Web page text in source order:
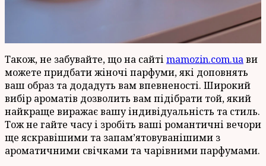
Також, не забувайте, що на сайтіmamozin.com.uaви
можете придбати жіночі парфуми, які доповнять
ваш образ та додадуть вам впевненості. Широкий
вибір ароматів дозволить вам підібрати той, який
найкраще виражає вашу індивідуальність та стиль.
Тож не гайте часу і зробіть ваші романтичні вечори
ще яскравішими та запам’ятовуванішими з
ароматичними свічками та чарівними парфумами.